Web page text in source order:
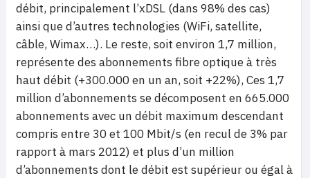
débit, principalement l’xDSL (dans 98% des cas)
ainsi que d’autres technologies (WiFi, satellite,
câble, Wimax…). Le reste, soit environ 1,7 million,
représente des abonnements fibre optique à très
haut débit (+300.000 en un an, soit +22%), Ces 1,7
million d’abonnements se décomposent en 665.000
abonnements avec un débit maximum descendant
compris entre 30 et 100 Mbit/s (en recul de 3% par
rapport à mars 2012) et plus d’un million
d’abonnements dont le débit est supérieur ou égal à